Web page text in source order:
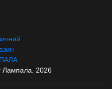
Лампала. 2026